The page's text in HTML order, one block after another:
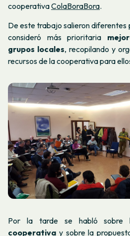
cooperativaColaBoraBora.
De este trabajo salieron diferentes
consideró más prioritaria
grupos locales, recopilando y
recursos de la cooperativa para
Por la tarde se habló sobre
cooperativa y sobre la